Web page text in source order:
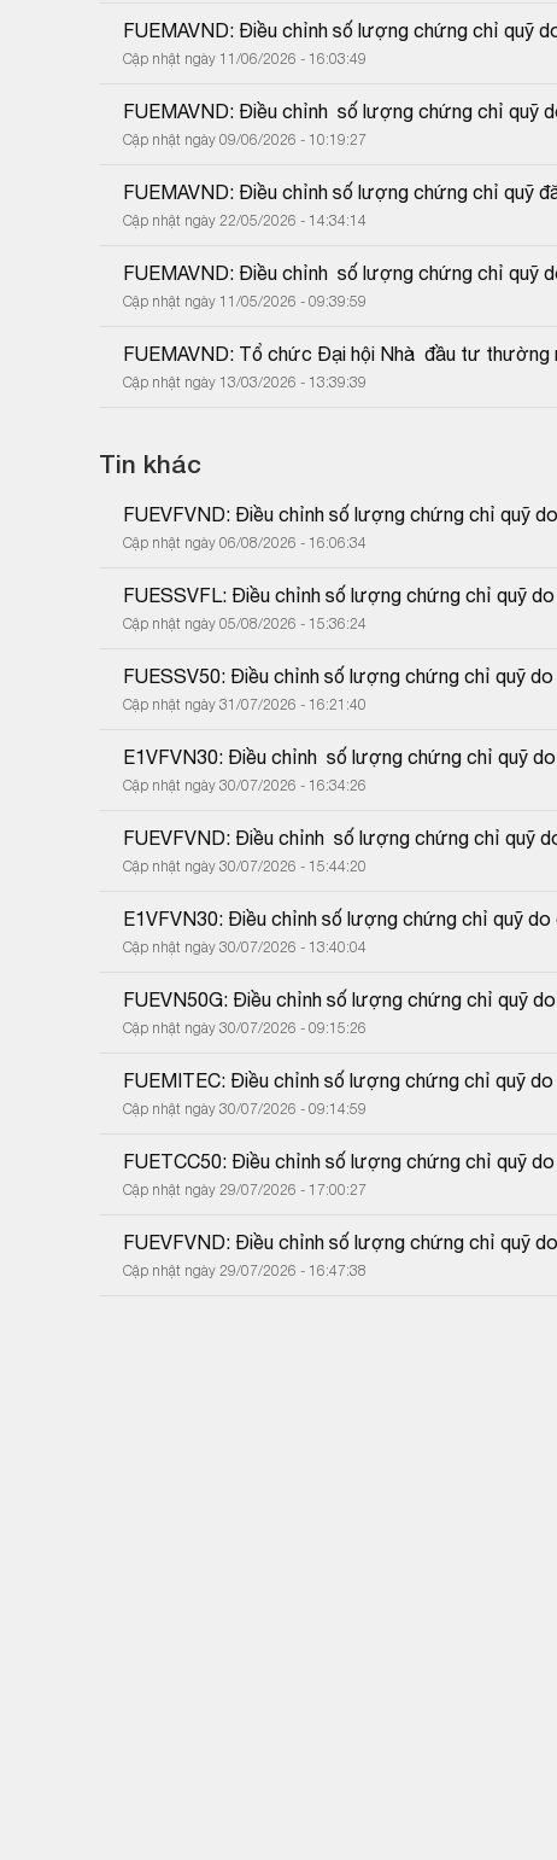
FUEMAVND: Điều chỉnh số lượng chứng chỉ quỹ
Cập nhật ngày 11/06/2026 - 16:03:49
FUEMAVND: Điều chỉnh  số lượng chứng chỉ quỹ
Cập nhật ngày 09/06/2026 - 10:19:27
FUEMAVND: Điều chỉnh số lượng chứng chỉ quỹ
Cập nhật ngày 22/05/2026 - 14:34:14
FUEMAVND: Điều chỉnh  số lượng chứng chỉ quỹ
Cập nhật ngày 11/05/2026 - 09:39:59
FUEMAVND: Tổ chức Đại hội Nhà  đầu tư thường
Cập nhật ngày 13/03/2026 - 13:39:39
Tin khác
FUEVFVND: Điều chỉnh số lượng chứng chỉ quỹ
Cập nhật ngày 06/08/2026 - 16:06:34
FUESSVFL: Điều chỉnh số lượng chứng chỉ quỹ
Cập nhật ngày 05/08/2026 - 15:36:24
FUESSV50: Điều chỉnh số lượng chứng chỉ quỹ
Cập nhật ngày 31/07/2026 - 16:21:40
E1VFVN30: Điều chỉnh  số lượng chứng chỉ quỹ
Cập nhật ngày 30/07/2026 - 16:34:26
FUEVFVND: Điều chỉnh  số lượng chứng chỉ quỹ
Cập nhật ngày 30/07/2026 - 15:44:20
E1VFVN30: Điều chỉnh số lượng chứng chỉ quỹ
Cập nhật ngày 30/07/2026 - 13:40:04
FUEVN50G: Điều chỉnh số lượng chứng chỉ quỹ
Cập nhật ngày 30/07/2026 - 09:15:26
FUEMITEC: Điều chỉnh số lượng chứng chỉ quỹ
Cập nhật ngày 30/07/2026 - 09:14:59
FUETCC50: Điều chỉnh số lượng chứng chỉ quỹ
Cập nhật ngày 29/07/2026 - 17:00:27
FUEVFVND: Điều chỉnh số lượng chứng chỉ quỹ
Cập nhật ngày 29/07/2026 - 16:47:38